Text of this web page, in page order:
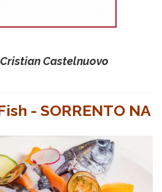
Castelnuovo
- SORRENTO NA